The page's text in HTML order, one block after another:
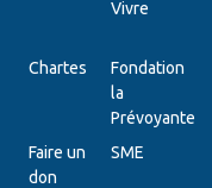
Vivre
Chartes
Fondation
la
Prévoyante
Faire un
don
SME